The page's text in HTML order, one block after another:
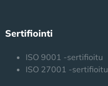
Sertifiointi
ISO 9001 -sertifioitu
ISO 27001 -sertifioitu